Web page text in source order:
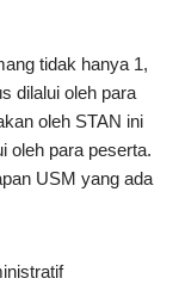
tidak hanya 1,
dilalui oleh para
oleh STAN ini
oleh para peserta.
USM yang ada